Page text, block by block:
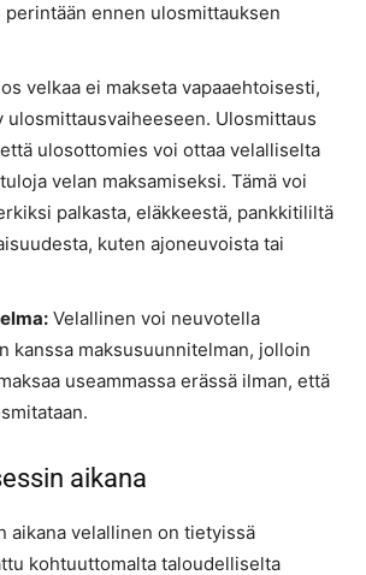
perintään ennen ulosmittauksen
velkaa ei makseta vapaaehtoisesti,
Ulosmittaus
ulosottomies voi ottaa velalliselta
velan maksamiseksi. Tämä voi
palkasta, eläkkeestä, pankkitililtä
kuten ajoneuvoista tai
Velallinen voi neuvotella
kanssa maksusuunnitelman, jolloin
useammassa erässä ilman, että
aikana
aikana velallinen on tietyissä
kohtuuttomalta taloudelliselta